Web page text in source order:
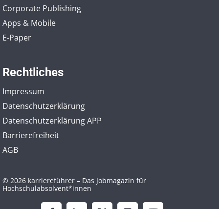
Corporate Publishing
Apps & Mobile
E-Paper
Rechtliches
Impressum
Datenschutzerklärung
Datenschutzerklärung APP
Barrierefreiheit
AGB
© 2026 karriereführer – Das Jobmagazin für
Hochschulabsolvent*innen